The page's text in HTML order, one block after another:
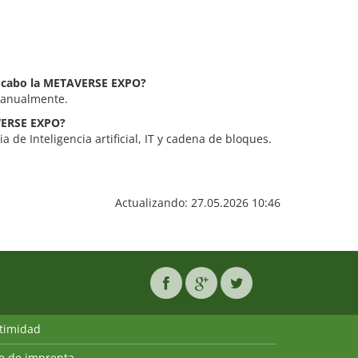
la METAVERSE EXPO?
anualmente.
EXPO?
de Inteligencia artificial, IT y cadena de bloques.
Actualizando: 27.05.2026 10:46